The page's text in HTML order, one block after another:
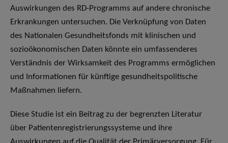
Auswirkungen des RD-Programms auf andere chronische
Erkrankungen untersuchen. Die Verknüpfung von Daten
des Nationalen Gesundheitsfonds mit klinischen und
sozioökonomischen Daten könnte ein umfassenderes
Verständnis der Wirksamkeit des Programms ermöglichen
und Informationen für künftige gesundheitspolitische
Maßnahmen liefern.
Diese Studie ist ein Beitrag zu der begrenzten Literatur
über Patientenregistrierungssysteme und ihre